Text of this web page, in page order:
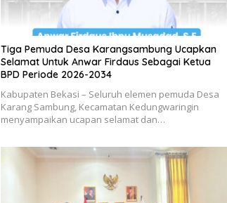
Tiga Pemuda Desa Karangsambung Ucapkan
Selamat Untuk Anwar Firdaus Sebagai Ketua
BPD Periode 2026-2034
Kabupaten Bekasi – Seluruh elemen pemuda Desa
Karang Sambung, Kecamatan Kedungwaringin
menyampaikan ucapan selamat dan…